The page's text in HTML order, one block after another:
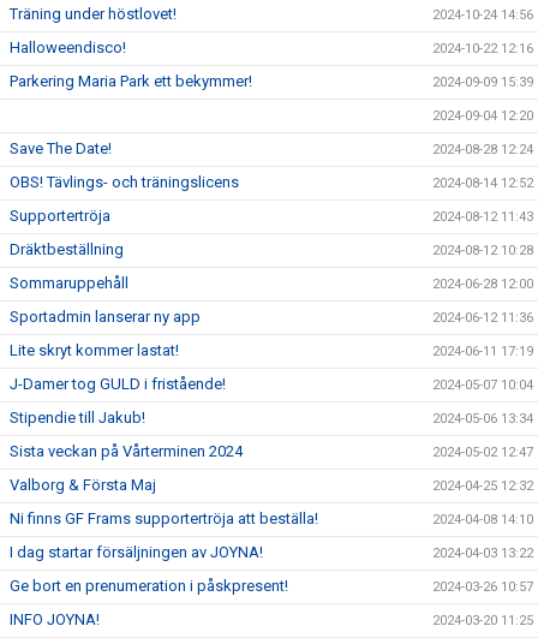
Träning under höstlovet! 2024-10-24 14:56
Halloweendisco! 2024-10-22 12:16
Parkering Maria Park ett bekymmer! 2024-09-09 15:39
2024-09-04 12:20
Save The Date! 2024-08-28 12:24
OBS! Tävlings- och träningslicens 2024-08-14 12:52
Supportertröja 2024-08-12 11:43
Dräktbeställning 2024-08-12 10:28
Sommaruppehåll 2024-06-28 12:00
Sportadmin lanserar ny app 2024-06-12 11:36
Lite skryt kommer lastat! 2024-06-11 17:19
J-Damer tog GULD i fristående! 2024-05-07 10:04
Stipendie till Jakub! 2024-05-06 13:34
Sista veckan på Vårterminen 2024 2024-05-02 12:47
Valborg & Första Maj 2024-04-25 12:32
Ni finns GF Frams supportertröja att beställa! 2024-04-08 14:10
I dag startar försäljningen av JOYNA! 2024-04-03 13:22
Ge bort en prenumeration i påskpresent! 2024-03-26 10:57
INFO JOYNA! 2024-03-20 11:25